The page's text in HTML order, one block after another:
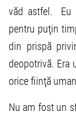
văd astfel. Eu
pentru puţin
din prispă
deopotrivă. Era
orice fiinţă
Nu am fost un